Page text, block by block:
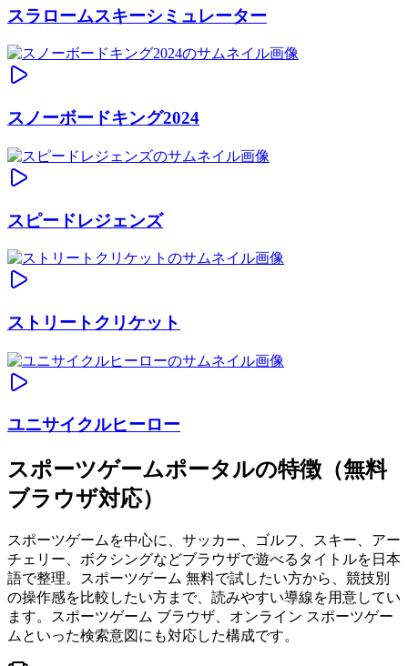
スラロームスキーシミュレーター
スノーボードキング2024
スピードレジェンズ
ストリートクリケット
ユニサイクルヒーロー
スポーツゲームポータルの特徴（無料
ブラウザ対応）
スポーツゲームを中心に、サッカー、ゴルフ、スキー、アー
チェリー、ボクシングなどブラウザで遊べるタイトルを日本
語で整理。スポーツゲーム 無料で試したい方から、競技別
の操作感を比較したい方まで、読みやすい導線を用意してい
ます。スポーツゲーム ブラウザ、オンライン スポーツゲー
ムといった検索意図にも対応した構成です。